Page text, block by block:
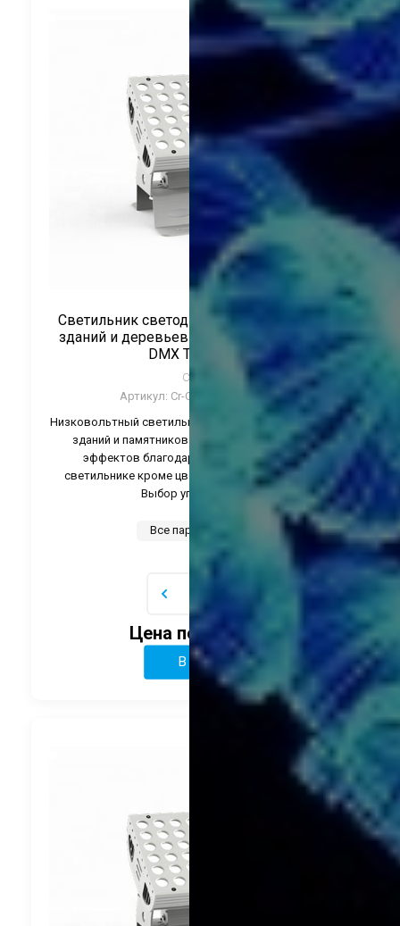
Светильник светодиодный для подсветки
зданий и деревьев 45Вт 24V RGBW УПР-Е
DMX ТМ CRANE
CRANE
Артикул: Cr-CTL-TWZ45-RGBW
Низковольтный светильник для подсветки деревьев,
зданий и памятников. С созданием множества
эффектов благодаря контроллеру DMX. В
светильнике кроме цветов RGB есть белый цвет.
Выбор угла свечения.
Все параметры
Цена по запросу
В корзину